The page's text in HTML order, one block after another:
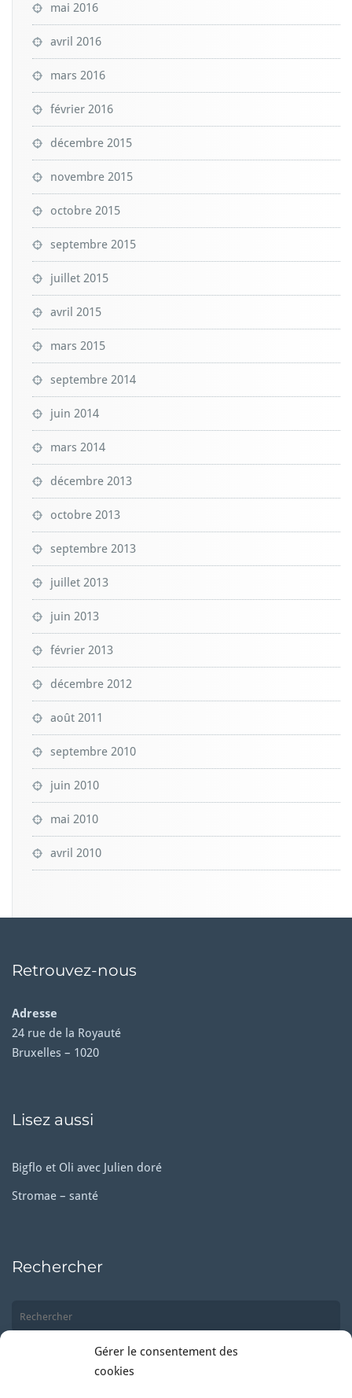
Gérer le consentement des
cookies
mai 2016
avril 2016
mars 2016
février 2016
décembre 2015
novembre 2015
octobre 2015
septembre 2015
juillet 2015
avril 2015
mars 2015
septembre 2014
juin 2014
mars 2014
décembre 2013
octobre 2013
septembre 2013
juillet 2013
juin 2013
février 2013
décembre 2012
août 2011
septembre 2010
juin 2010
mai 2010
avril 2010
Retrouvez-nous
Adresse
24 rue de la Royauté
Bruxelles – 1020
Lisez aussi
Bigflo et Oli avec Julien doré
Stromae – santé
Rechercher